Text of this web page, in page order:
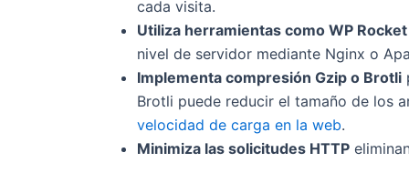
cada visita.
Utiliza herramientas como WP
nivel de servidor mediante Nginx o
Implementa compresión Gzip o Brotli
Brotli puede reducir el tamaño de los
velocidad de carga en la web.
Minimiza las solicitudes HTTP